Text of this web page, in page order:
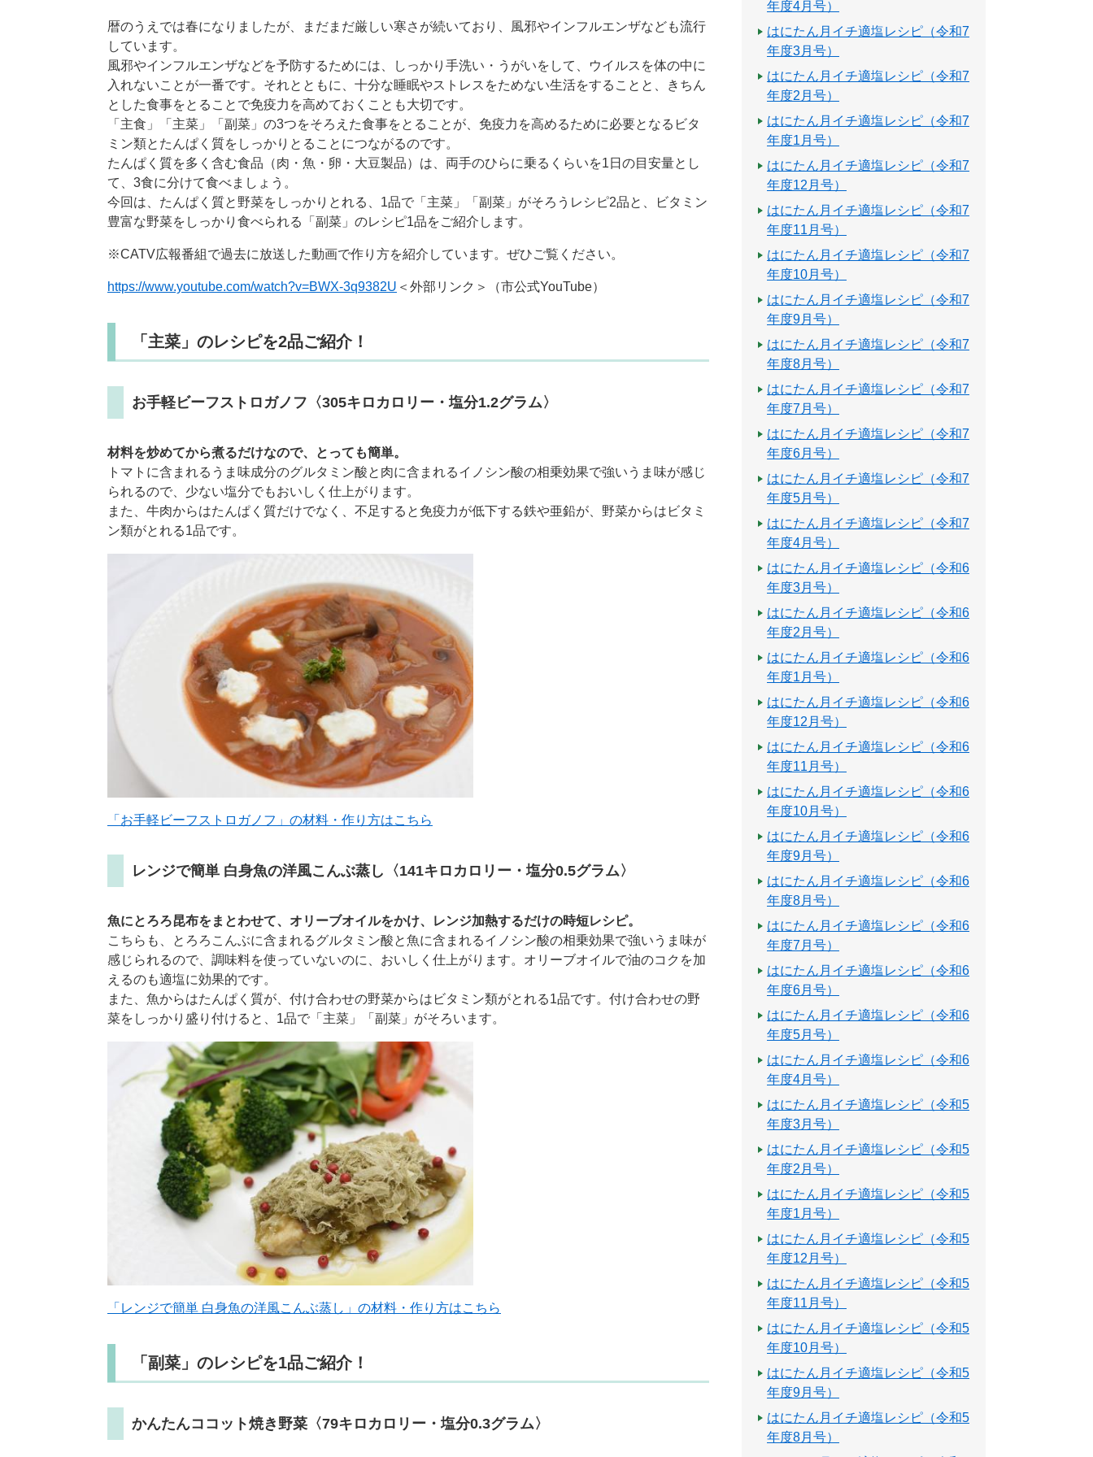
暦のうえでは春になりましたが、まだまだ厳しい寒さが続いており、風邪やインフルエンザなども流行
しています。
風邪やインフルエンザなどを予防するためには、しっかり手洗い・うがいをして、ウイルスを体の中に
入れないことが一番です。それとともに、十分な睡眠やストレスをためない生活をすることと、きちん
とした食事をとることで免疫力を高めておくことも大切です。
「主食」「主菜」「副菜」の3つをそろえた食事をとることが、免疫力を高めるために必要となるビタ
ミン類とたんぱく質をしっかりとることにつながるのです。
たんぱく質を多く含む食品（肉・魚・卵・大豆製品）は、両手のひらに乗るくらいを1日の目安量とし
て、3食に分けて食べましょう。
今回は、たんぱく質と野菜をしっかりとれる、1品で「主菜」「副菜」がそろうレシピ2品と、ビタミン
豊富な野菜をしっかり食べられる「副菜」のレシピ1品をご紹介します。
※CATV広報番組で過去に放送した動画で作り方を紹介しています。ぜひご覧ください。
https://www.youtube.com/watch?v=BWX-3q9382U ＜外部リンク＞ （市公式YouTube）​
「主菜」のレシピを2品ご紹介！
お手軽ビーフストロガノフ〈305キロカロリー・塩分1.2グラム〉
材料を炒めてから煮るだけなので、とっても簡単。
​トマトに含まれるうま味成分のグルタミン酸と肉に含まれるイノシン酸の相乗効果で強いうま味が感じ
られるので、少ない塩分でもおいしく仕上がります。
また、牛肉からはたんぱく質だけでなく、不足すると免疫力が低下する鉄や亜鉛が、野菜からはビタミ
ン類がとれる1品です。
「お手軽ビーフストロガノフ」の材料・作り方はこちら
レンジで簡単 白身魚の洋風こんぶ蒸し〈141キロカロリー・塩分0.5グラム〉
魚にとろろ昆布をまとわせて、オリーブオイルをかけ、レンジ加熱するだけの時短レシピ。
こちらも、とろろこんぶに含まれるグルタミン酸と魚に含まれるイノシン酸の相乗効果で強いうま味が
感じられるので、調味料を使っていないのに、おいしく仕上がります。オリーブオイルで油のコクを加
えるのも適塩に効果的です。
また、魚からはたんぱく質が、付け合わせの野菜からはビタミン類がとれる1品です。付け合わせの野
菜をしっかり盛り付けると、1品で「主菜」「副菜」がそろいます。
「レンジで簡単 白身魚の洋風こんぶ蒸し」の材料・作り方はこちら
「副菜」のレシピを1品ご紹介！
かんたんココット焼き野菜〈79キロカロリー・塩分0.3グラム〉
年度4月号）
はにたん月イチ適塩レシピ（令和7
年度3月号）
はにたん月イチ適塩レシピ（令和7
年度2月号）
はにたん月イチ適塩レシピ（令和7
年度1月号）
はにたん月イチ適塩レシピ（令和7
年度12月号）
はにたん月イチ適塩レシピ（令和7
年度11月号）
はにたん月イチ適塩レシピ（令和7
年度10月号）
はにたん月イチ適塩レシピ（令和7
年度9月号）
はにたん月イチ適塩レシピ（令和7
年度8月号）
はにたん月イチ適塩レシピ（令和7
年度7月号）
はにたん月イチ適塩レシピ（令和7
年度6月号）
はにたん月イチ適塩レシピ（令和7
年度5月号）
はにたん月イチ適塩レシピ（令和7
年度4月号）
はにたん月イチ適塩レシピ（令和6
年度3月号）
はにたん月イチ適塩レシピ（令和6
年度2月号）
はにたん月イチ適塩レシピ（令和6
年度1月号）
はにたん月イチ適塩レシピ（令和6
年度12月号）
はにたん月イチ適塩レシピ（令和6
年度11月号）
はにたん月イチ適塩レシピ（令和6
年度10月号）
はにたん月イチ適塩レシピ（令和6
年度9月号）
はにたん月イチ適塩レシピ（令和6
年度8月号）
はにたん月イチ適塩レシピ（令和6
年度7月号）
はにたん月イチ適塩レシピ（令和6
年度6月号）
はにたん月イチ適塩レシピ（令和6
年度5月号）
はにたん月イチ適塩レシピ（令和6
年度4月号）
はにたん月イチ適塩レシピ（令和5
年度3月号）
はにたん月イチ適塩レシピ（令和5
年度2月号）
はにたん月イチ適塩レシピ（令和5
年度1月号）
はにたん月イチ適塩レシピ（令和5
年度12月号）
はにたん月イチ適塩レシピ（令和5
年度11月号）
はにたん月イチ適塩レシピ（令和5
年度10月号）
はにたん月イチ適塩レシピ（令和5
年度9月号）
はにたん月イチ適塩レシピ（令和5
年度8月号）